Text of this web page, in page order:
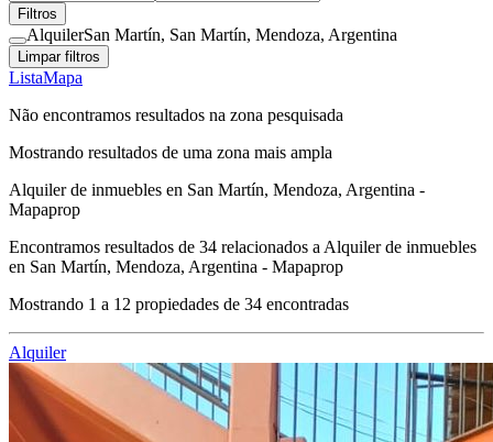
Filtros
AlquilerSan Martín, San Martín, Mendoza, Argentina
Limpar filtros
ListaMapa
Não encontramos resultados na zona pesquisada
Mostrando resultados de uma zona mais ampla
Alquiler de inmuebles en San Martín, Mendoza, Argentina -
Mapaprop
Encontramos resultados de 34 relacionados a Alquiler de inmuebles
en San Martín, Mendoza, Argentina - Mapaprop
Mostrando 1 a 12 propiedades de 34 encontradas
Alquiler